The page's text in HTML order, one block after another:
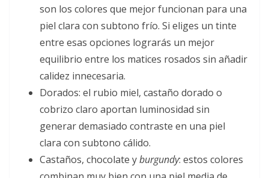
son los colores que mejor funcionan para una
piel clara con subtono frío. Si eliges un tinte
entre esas opciones lograrás un mejor
equilibrio entre los matices rosados sin añadir
calidez innecesaria.
Dorados: el rubio miel, castaño dorado o
cobrizo claro aportan luminosidad sin
generar demasiado contraste en una piel
clara con subtono cálido.
Castaños, chocolate yburgundy: estos colores